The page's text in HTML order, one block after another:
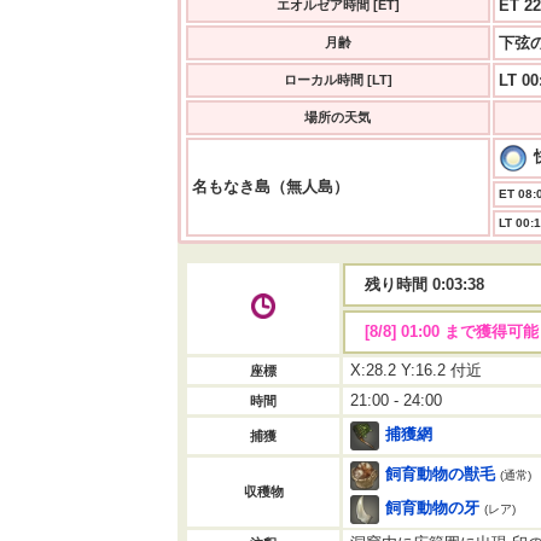
エオルゼア時間 [ET] ET
月齢 下弦
ローカル時間 [LT] LT
場所の天気
名もなき島（無人島） ET
LT
残り時間 0:03:37
[8/8] 01:00 まで獲得可能
座標 X:28.2 Y:16.2 付近
時間 21:00 - 24:00
捕獲 捕獲網
収穫物
飼育動物の獣毛 (通常)
飼育動物の牙 (レア)